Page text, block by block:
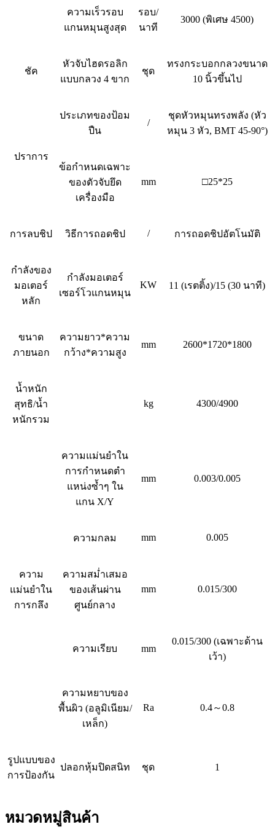
ความเร็วรอบ
แกนหมุนสูงสุด
รอบ/
นาที
3000 (พิเศษ 4500)
ชัค
หัวจับไฮดรอลิก
แบบกลวง 4 ขาก
ชุด
ทรงกระบอกกลวงขนาด
10 นิ้วขึ้นไป
ปราการ
ประเภทของป้อม
ปืน
/
ชุดหัวหมุนทรงพลัง (หัว
หมุน 3 หัว, BMT 45-90°)
ข้อกำหนดเฉพาะ
ของตัวจับยึด
เครื่องมือ
mm □25*25
การลบชิป วิธีการถอดชิป / การถอดชิปอัตโนมัติ
กำลังของ
มอเตอร์
หลัก
กำลังมอเตอร์
เซอร์โวแกนหมุน
KW 11 (เรตติ้ง)/15 (30 นาที)
ขนาด
ภายนอก
ความยาว*ความ
กว้าง*ความสูง
mm 2600*1720*1800
น้ำหนัก
สุทธิ/น้ำ
หนักรวม
kg 4300/4900
ความ
แม่นยำใน
การกลึง
ความแม่นยำใน
การกำหนดตำ
แหน่งซ้ำๆ ใน
แกน X/Y
mm 0.003/0.005
ความกลม mm 0.005
ความสม่ำเสมอ
ของเส้นผ่าน
ศูนย์กลาง
mm 0.015/300
ความเรียบ mm
0.015/300 (เฉพาะด้าน
เว้า)
ความหยาบของ
พื้นผิว (อลูมิเนียม/
เหล็ก)
Ra 0.4～0.8
รูปแบบของ
การป้องกัน
ปลอกหุ้มปิดสนิท ชุด 1
หมวดหมู่สินค้า